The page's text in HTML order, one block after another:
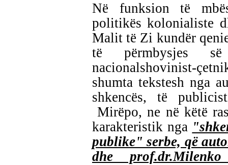
Në funksion të
politikës kolonialiste
Malit të Zi kundër
të përmbysjes
nacionalshovinist-
shumta tekstesh nga
shkencës, të
Mirëpo, ne në këtë
karakteristik nga
publike" serbe, që
dhe